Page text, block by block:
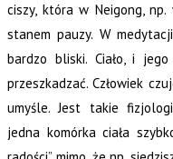
ciszy, która w Neigong,
stanem pauzy. W
bardzo bliski. Ciało, i
przeszkadzać. Człowiek
umyśle. Jest takie
jedna komórka ciała